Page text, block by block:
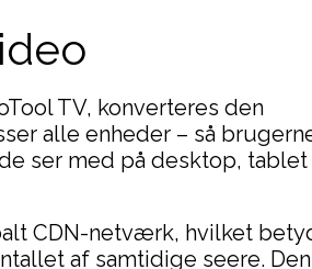
TV, konverteres den
alle enheder – så
ser med på desktop,
CDN-netværk, hvilket
af samtidige seere. Den